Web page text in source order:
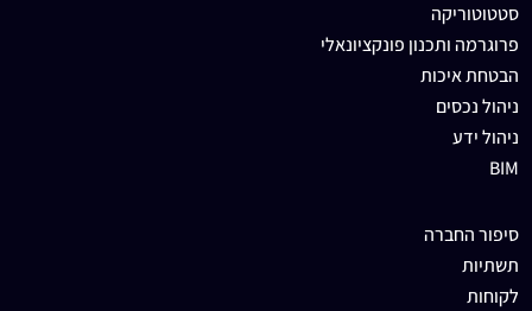
סטטוטוריקה
פרוגרמה ותכנון פונקציונאלי
הבטחת איכות
ניהול נכסים
ניהול ידע
BIM
סיפור החברה
תשתיות
לקוחות